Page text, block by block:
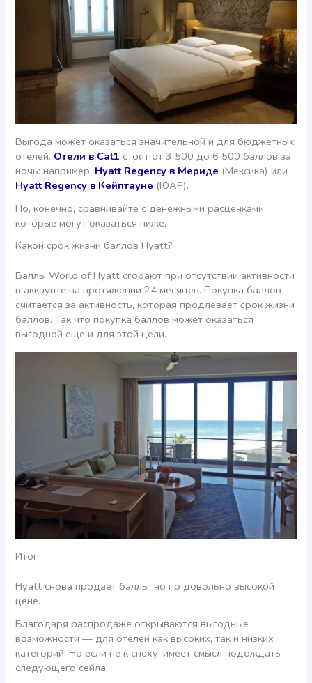
Выгода может оказаться значительной и для бюджетных
отелей. Отели в Cat1 стоят от 3 500 до 6 500 баллов за
ночь: например, Hyatt Regency в Мериде (Мексика) или
Hyatt Regency в Кейптауне (ЮАР).
Но, конечно, сравнивайте с денежными расценками,
которые могут оказаться ниже.
Какой срок жизни баллов Hyatt?
Баллы World of Hyatt сгорают при отсутствии активности
в аккаунте на протяжении 24 месяцев. Покупка баллов
считается за активность, которая продлевает срок жизни
баллов. Так что покупка баллов может оказаться
выгодной еще и для этой цели.
Итог
Hyatt снова продает баллы, но по довольно высокой
цене.
Благодаря распродаже открываются выгодные
возможности — для отелей как высоких, так и низких
категорий. Но если не к спеху, имеет смысл подождать
следующего сейла.